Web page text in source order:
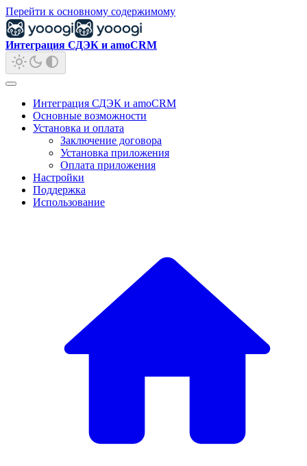
Перейти к основному содержимому
Интеграция СДЭК и amoCRM
Интеграция СДЭК и amoCRM
Основные возможности
Установка и оплата
Заключение договора
Установка приложения
Оплата приложения
Настройки
Поддержка
Использование